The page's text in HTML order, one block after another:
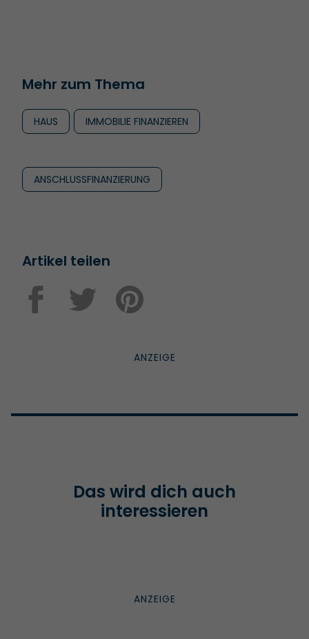
Mehr zum Thema
HAUS IMMOBILIE FINANZIEREN
ANSCHLUSSFINANZIERUNG
Artikel teilen
Das wird dich auch
interessieren